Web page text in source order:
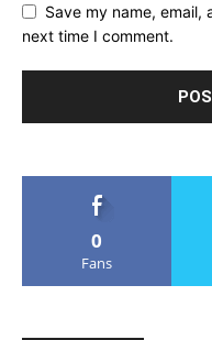
Save my name,
next time I comment.
0
Fans